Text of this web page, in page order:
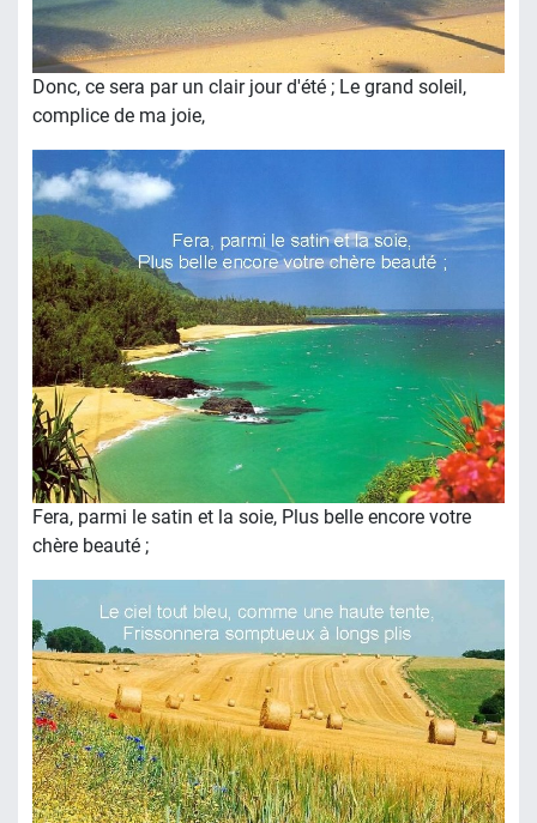
Donc, ce sera par un clair jour d'été ; Le grand soleil,
complice de ma joie,
Fera, parmi le satin et la soie, Plus belle encore votre
chère beauté ;